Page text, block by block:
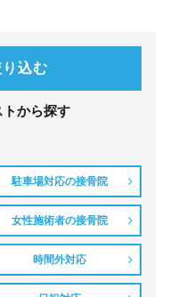
込む
から探す
駐車場対応の接骨院
女性施術者の接骨院
時間外対応